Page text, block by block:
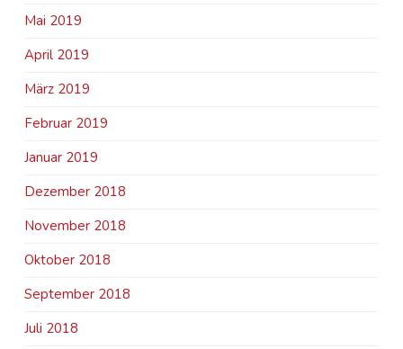
Mai 2019
April 2019
März 2019
Februar 2019
Januar 2019
Dezember 2018
November 2018
Oktober 2018
September 2018
Juli 2018